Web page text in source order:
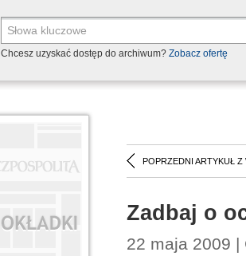
Chcesz uzyskać dostęp do archiwum? Zobacz ofertę
POPRZEDNI ARTYKUŁ Z
Zadbaj o
22 maja 2009 |